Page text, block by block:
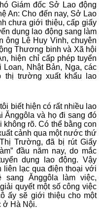
Giám đốc Sở Lao động
An: Cho đến nay, Sở Lao
chưa giới thiệu, cấp giấy
dụng lao động sang làm
ông Lê Huy Vinh, chuyên
Thương binh và Xã hội
hiện chỉ cấp phép tuyển
Nhật Bản, Nga, các
trường xuất khẩu lao
biết hiện có rất nhiều lao
Ănggôla và họ đi sang đó
rõ. Có thể bằng con
cảnh qua một nước thứ
Trường, đã bị rút Giấy
đầu năm nay, do mắc
dụng lao động. Vậy
liên lạc qua điện thoại với
Ănggôla làm việc,
quyết một số công việc
ấy sẽ giới thiệu cho một
ở Hà Nội.